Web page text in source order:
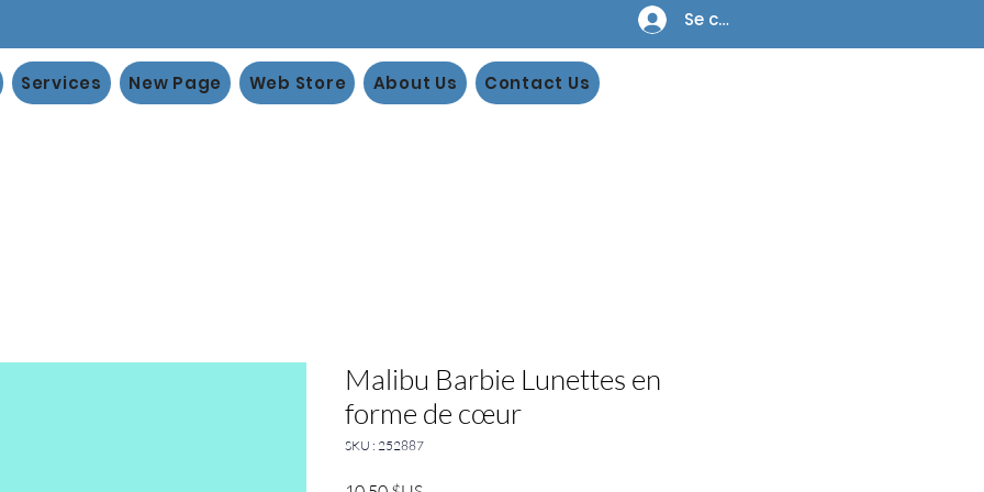
Se connecter
Services New Page Web Store About Us Contact Us
Malibu Barbie Lunettes en
forme de cœur
SKU : 252887